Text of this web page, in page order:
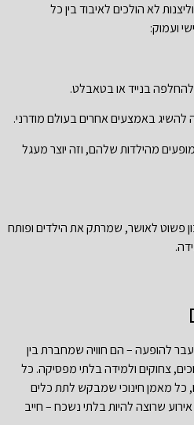
לא הולכים לאיבוד בין כל
ועמוק:
בנייד או בטאבלט.
באמצעים אחרים בעולם מודרני.
מופעים מהילדות שלהם, וזה יוצר מעגל
פשוט לאושר, שמרתק את הילדים ופותח
להופעה – הם חוויה שמחברת בין
צחוקים ולמידה בלתי מפסיקה. כל
מאמן חינוכי שמבקש לתת כלים
אירוע שרוצה להיות בלתי נשכח – חייב